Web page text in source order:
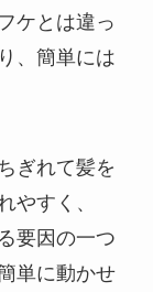
ケとは違っ
、簡単には
ぎれて髪を
やすく、
要因の一つ
単に動かせ